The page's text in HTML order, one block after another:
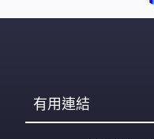
有用連結